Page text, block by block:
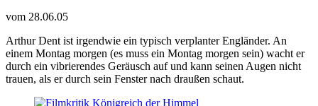
vom 28.06.05
Arthur Dent ist irgendwie ein typisch verplanter Engländer. An
einem Montag morgen (es muss ein Montag morgen sein) wacht er
durch ein vibrierendes Geräusch auf und kann seinen Augen nicht
trauen, als er durch sein Fenster nach draußen schaut.